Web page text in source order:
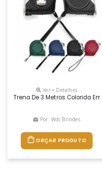
Ver + Detalhes
Trena De 3 Metros Colorida
Por: Wdc Brindes
ORÇAR PRODUTO